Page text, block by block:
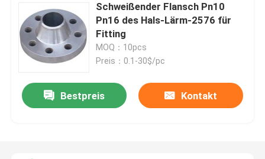
Startseite
Produkte
Über uns
Schweißender Flansch Pn10
Pn16 des Hals-Lärm-2576 für
Fitting
MOQ：10pcs
Preis：0.1-30$/pc
Bestpreis Kontakt
GOST12821-80 schmiedete rostfreie Flansche DN500 DN1000 für Rohrleitung